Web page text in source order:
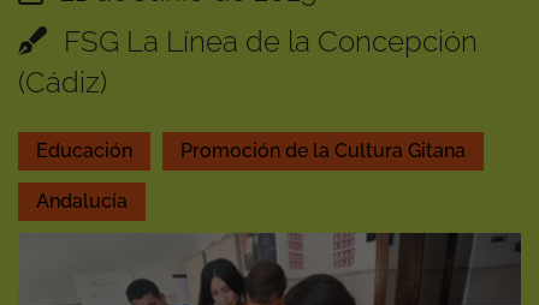
FSG La Línea de la Concepción
(Cádiz)
Educación Promoción de la Cultura Gitana
Andalucía